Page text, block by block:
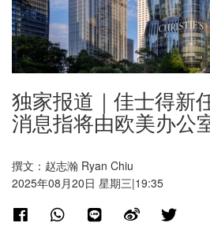
独家报道｜佳士得新
消息指将由欧美办公
撰文：赵志瀚 Ryan Chiu
2025年08月20日 星期三|19:35